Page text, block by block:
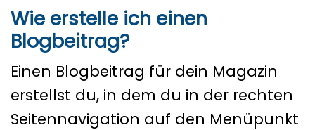
Wie erstelle ich einen
Blogbeitrag?
Einen Blogbeitrag für dein Magazin
erstellst du, in dem du in der rechten
Seitennavigation auf den Menüpunkt